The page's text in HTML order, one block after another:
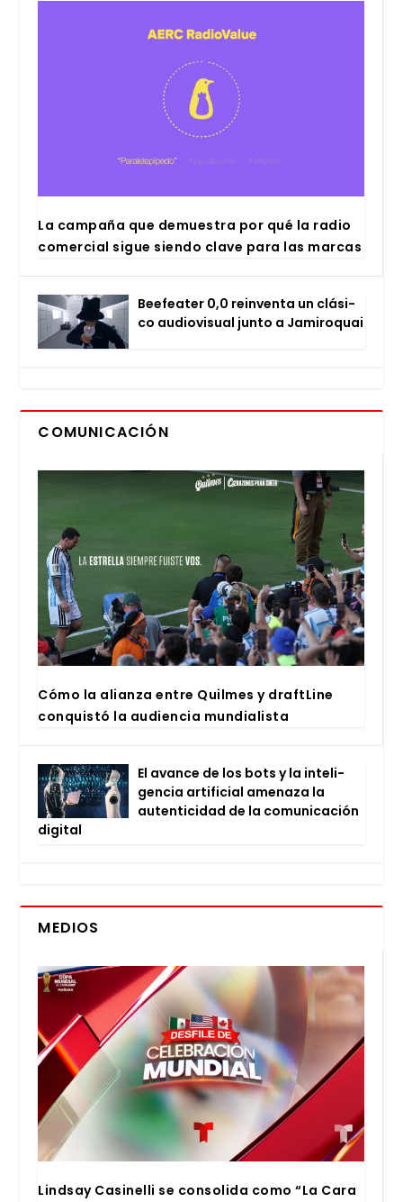
La cam­pa­ña que demues­tra por qué la radio
comer­cial sigue sien­do cla­ve para las mar­cas
Bee­fea­ter 0,0 rein­ven­ta un clá­si­
co audio­vi­sual jun­to a Jami­ro­quai
COMUNICACIÓN
Cómo la alian­za entre Quil­mes y draftLi­ne
con­quis­tó la audien­cia mun­dia­lis­ta
El avan­ce de los bots y la inte­li­
gen­cia arti­fi­cial ame­na­za la
auten­ti­ci­dad de la comu­ni­ca­ción
digi­tal
MEDIOS
Lind­say Casi­ne­lli se con­so­li­da como “La Cara